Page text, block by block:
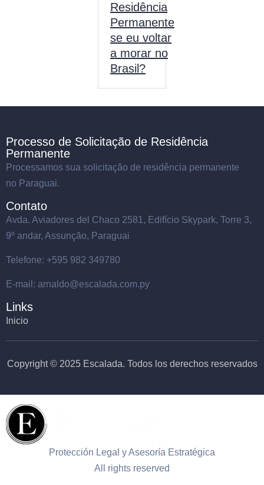
Residência
Permanente
se eu voltar
a morar no
Brasil?
Processo de Solicitação de Residência
Permanente
Processamos sua solicitação de residência permanente
no Paraguai.
Contato
Avda. Aviadores del Chaco 2581, Edifício Skypark, Torre 3,
9º andar, Assunção, Paraguai
Telefone: +595 982 349780
E-mail: arnaldo@escalada.com.py
Links
Inicio
Copyright © 2025 Escalada. Todos los derechos reservados
Protección Legal y Asesoría Estratégica
All rights reserved